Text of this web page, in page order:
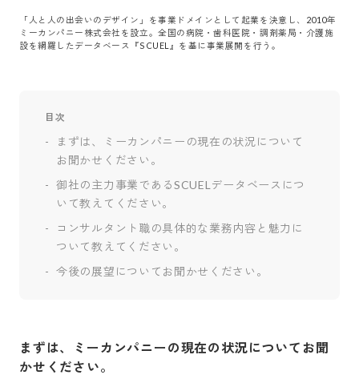
「人と人の出会いのデザイン」を事業ドメインとして起業を決意し、2010年
ミーカンパニー株式会社を設立。全国の病院・歯科医院・調剤薬局・介護施
設を網羅したデータベース『SCUEL』を基に事業展開を行う。
目次
まずは、ミーカンパニーの現在の状況について
お聞かせください。
御社の主力事業であるSCUELデータベースにつ
いて教えてください。
コンサルタント職の具体的な業務内容と魅力に
ついて教えてください。
今後の展望についてお聞かせください。
まずは、ミーカンパニーの現在の状況についてお聞
かせください。